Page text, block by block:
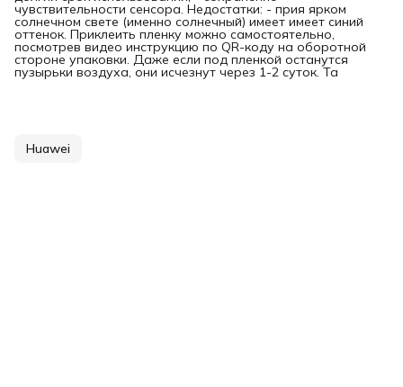
чувствительности сенсора. Недостатки: - прия ярком
солнечном свете (именно солнечный) имеет имеет синий
оттенок. Приклеить пленку можно самостоятельно,
посмотрев видео инструкцию по QR-коду на оборотной
стороне упаковки. Даже если под пленкой останутся
пузырьки воздуха, они исчезнут через 1-2 суток. Та
Huawei